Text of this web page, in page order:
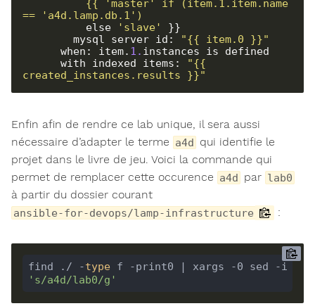
== 'a4d.lamp.db.1')
          else
'slave'
}}
        mysql_server_id:
"{{ item.0 }}"
      when: item.
1. instances is defined
      with_indexed_items:
"{{
created_instances.results }}"
Enfin afin de rendre ce lab unique, il sera aussi
nécessaire d’adapter le terme a4d qui identifie le
projet dans le livre de jeu. Voici la commande qui
permet de remplacer cette occurence a4d par lab0
à partir du dossier courant
ansible-for-devops/lamp-infrastructure :
find ./ -type
's/a4d/lab0/g'